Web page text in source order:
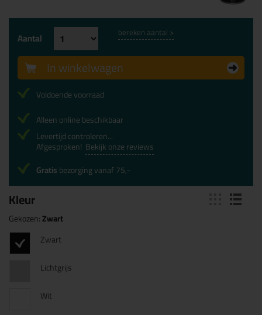
Kleur
Gekozen:Zwart
Zwart
Lichtgrijs
Wit
Aantal bereken aantal >
In winkelwagen
Voldoende voorraad
Alleen online beschikbaar
Levertijd controleren...
Afgesproken! Bekijk onze reviews
Gratisbezorging vanaf 75,-